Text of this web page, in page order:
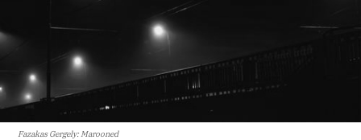
Fazakas Gergely: Marooned